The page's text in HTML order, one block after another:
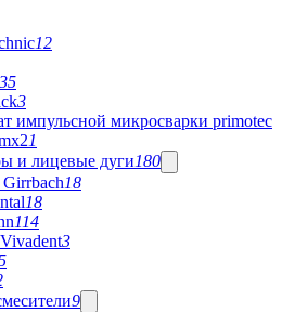
12
35
3
импульсной микросварки primotec
1
и лицевые дуги180
18
18
114
3
9